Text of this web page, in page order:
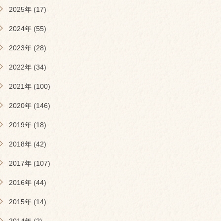
2025年 (17)
2024年 (55)
2023年 (28)
2022年 (34)
2021年 (100)
2020年 (146)
2019年 (18)
2018年 (42)
2017年 (107)
2016年 (44)
2015年 (14)